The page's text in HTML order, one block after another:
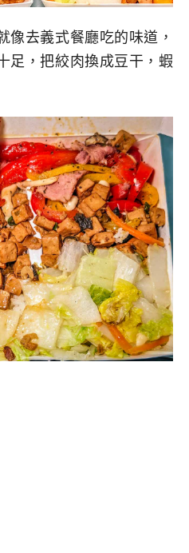
像去義式餐廳吃的味道，
足，把絞肉換成豆干，蝦